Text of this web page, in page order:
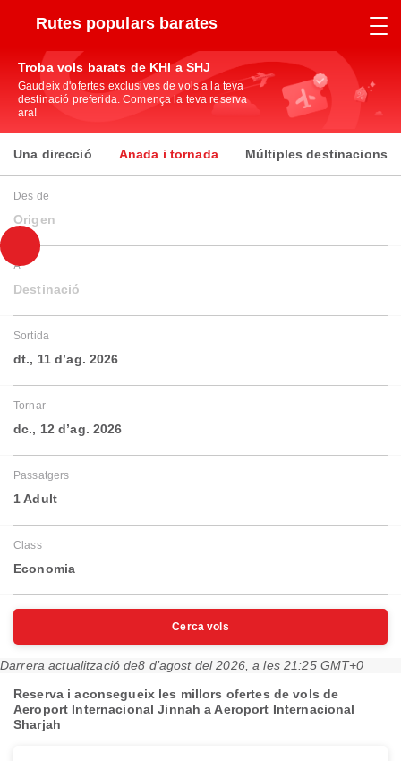
Rutes populars barates
Troba vols barats de KHI a SHJ
Gaudeix d'ofertes exclusives de vols a la teva
destinació preferida. Comença la teva reserva
ara!
Una direcció Anada i tornada Múltiples destinacions
Des de
Origen
A
Destinació
Sortida
dt., 11 d’ag. 2026
Tornar
dc., 12 d’ag. 2026
Passatgers
1 Adult
Class
Economia
Cerca vols
Darrera actualització de8 d’agost del 2026, a les 21:25 GMT+0
Reserva i aconsegueix les millors ofertes de vols de
Aeroport Internacional Jinnah a Aeroport Internacional
Sharjah